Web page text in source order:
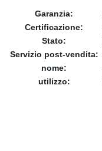
Garanzia:
Certificazione:
Stato:
Servizio post-vendita:
nome:
utilizzo: